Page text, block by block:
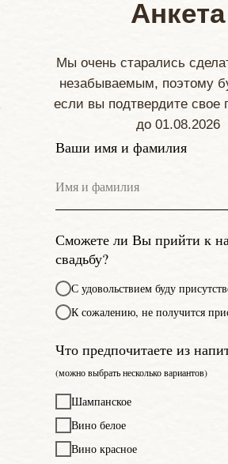
Мы очень старались
незабываемым, поэтому
если вы подтвердите свое
до 01.08.2026
Ваши имя и фамилия
Сможете ли Вы прийти к
свадьбу?
С удовольствием буду
К сожалению, не получится
Что предпочитаете из
(можно выбрать несколько вариантов)
Шампанское
Вино белое
Вино красное
Анкета